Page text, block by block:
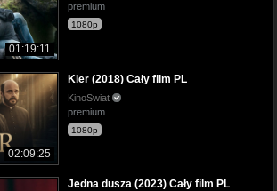
01:19:11
premium
1080p
02:09:25
Kler (2018) Cały film PL
KinoSwiat
premium
1080p
Jedna dusza (2023) Cały film PL